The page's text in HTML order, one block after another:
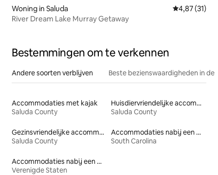
Woning in Saluda Gemiddelde
4,87 (31)
River Dream Lake Murray Getaway
Bestemmingen om te verkennen
Andere soorten verblijven Beste bezienswaardigheden in de
Accommodaties met kajak
Saluda County
Huisdiervriendelijke accommodaties
Saluda County
Gezinsvriendelijke accommodaties
Saluda County
Accommodaties nabij een meer
South Carolina
Accommodaties nabij een meer
Verenigde Staten